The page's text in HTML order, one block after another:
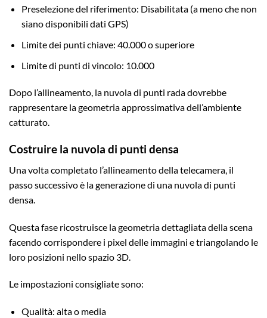
Preselezione del riferimento: Disabilitata (a meno che non
siano disponibili dati GPS)
Limite dei punti chiave: 40.000 o superiore
Limite di punti di vincolo: 10.000
Dopo l’allineamento, la nuvola di punti rada dovrebbe
rappresentare la geometria approssimativa dell’ambiente
catturato.
Costruire la nuvola di punti densa
Una volta completato l’allineamento della telecamera, il
passo successivo è la generazione di una nuvola di punti
densa.
Questa fase ricostruisce la geometria dettagliata della scena
facendo corrispondere i pixel delle immagini e triangolando le
loro posizioni nello spazio 3D.
Le impostazioni consigliate sono:
Qualità: alta o media